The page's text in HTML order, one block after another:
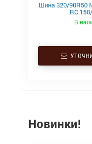
Шина 320/90R50
RC
В
Новинки!